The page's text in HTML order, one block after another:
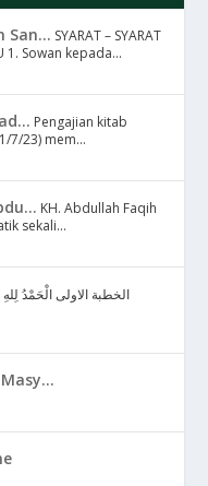
San... SYARAT – SYARAT
1. Sowan kepada...
Pengajian kitab
7/23) mem...
KH. Abdullah Faqih
sekali...
الخطبة الاولى الْحَمْدُ لِلهِ